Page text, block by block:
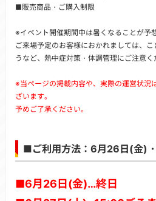
■販売商品・ご購入制限
※イベント開催期間中は暑くなることが予
ご来場予定のお客様におかれましては、
うなど、熱中症対策・体調管理にご注意く
※当ページの掲載内容や、実際の運営状況
ざいます。
予めご了承ください。
■ご利用方法：6月26日(金)
■6月26日(金)…終日